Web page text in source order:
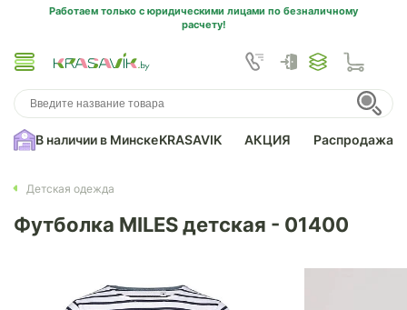
Работаем только с юридическими лицами по безналичному
расчету!
В наличии в МинскеKRASAVIK АКЦИЯ Распродажа
Детская одежда
Футболка MILES детская - 01400